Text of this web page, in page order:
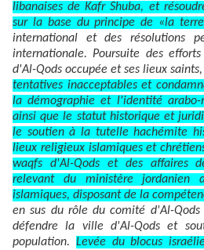
libanaises de Kafr Shuba, et
sur la base du principe de «la
international et des résolutions
internationale. Poursuite des
d'Al-Qods occupée et ses lieux
tentatives inacceptables et
la démographie et l'identité arabo-
ainsi que le statut historique et
le soutien à la tutelle hachémite
lieux religieux islamiques et
waqfs d'Al-Qods et des affaires
relevant du ministère jordanien
islamiques, disposant de la
en sus du rôle du comité d'Al-Qods
défendre la ville d'Al-Qods et
population. Levée du blocus